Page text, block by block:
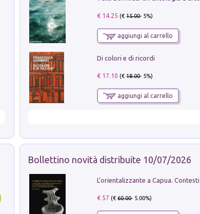
€ 14.25 (€15.00- 5%)
aggiungi al carrello
Di colori e di ricordi
€ 17.10 (€18.00- 5%)
aggiungi al carrello
Bollettino novità distribuite 10/07/2026
€ 57 (€60.00- 5.00%)